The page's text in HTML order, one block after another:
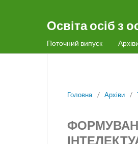
Освіта осіб з
Поточний випуск
Головна / Архіви /